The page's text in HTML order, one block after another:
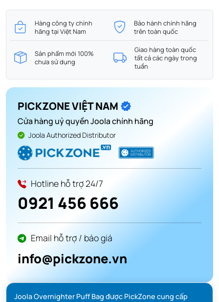
Hàng công ty chính
hãng tại Việt Nam
Bảo hành chính hãng
trên toàn quốc
Sản phẩm mới 100%
chưa sử dụng
Giao hàng toàn quốc
tất cả các ngày trong
tuần
PICKZONE VIỆT NAM
Cửa hàng uỷ quyền Joola chính hãng
Joola Authorized Distributor
Hotline hỗ trợ 24/7
0921 456 666
Email hỗ trợ / báo giá
info@pickzone.vn
Joola Overnighter Puff Bag được PickZone cung cấp